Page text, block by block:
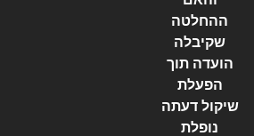
ההחלטה
שקיבלה
הועדה תוך
הפעלת
שיקול דעתה
נופלת